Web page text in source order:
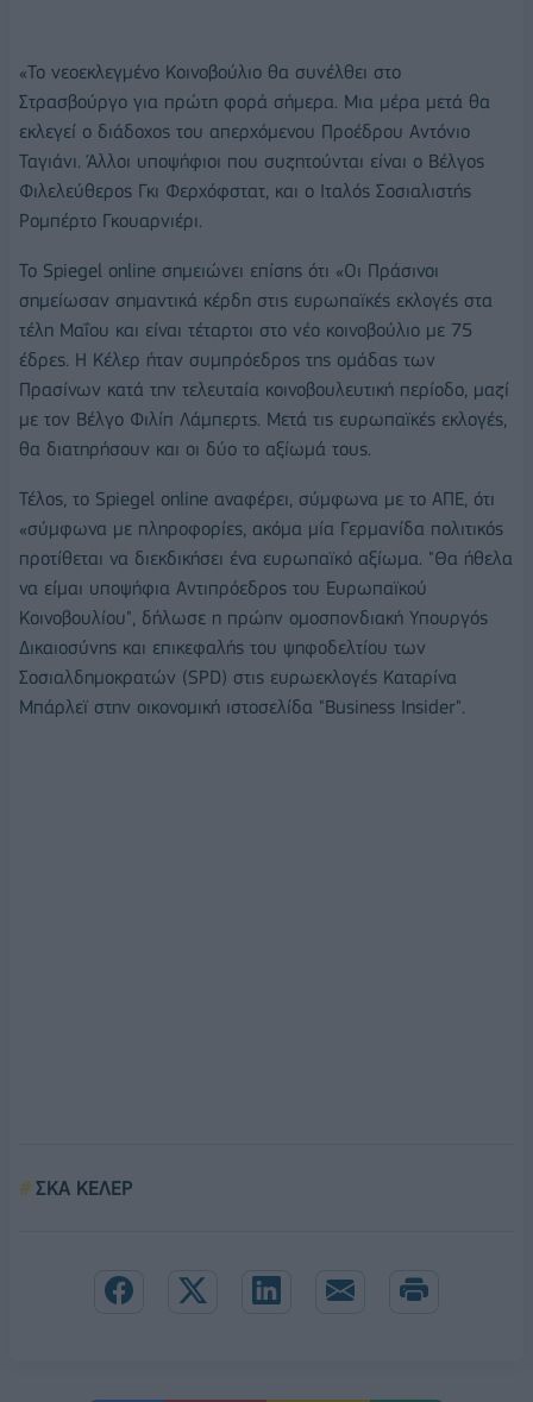
«Το νεοεκλεγμένο Κοινοβούλιο θα συνέλθει στο
Στρασβούργο για πρώτη φορά σήμερα. Μια μέρα μετά θα
εκλεγεί ο διάδοχος του απερχόμενου Προέδρου Αντόνιο
Ταγιάνι. Άλλοι υποψήφιοι που συζητούνται είναι ο Βέλγος
Φιλελεύθερος Γκι Φερχόφστατ, και ο Ιταλός Σοσιαλιστής
Ρομπέρτο Γκουαρνιέρι.
Το Spiegel online σημειώνει επίσης ότι «Οι Πράσινοι
σημείωσαν σημαντικά κέρδη στις ευρωπαϊκές εκλογές στα
τέλη Μαΐου και είναι τέταρτοι στο νέο κοινοβούλιο με 75
έδρες. Η Κέλερ ήταν συμπρόεδρος της ομάδας των
Πρασίνων κατά την τελευταία κοινοβουλευτική περίοδο, μαζί
με τον Βέλγο Φιλίπ Λάμπερτς. Μετά τις ευρωπαϊκές εκλογές,
θα διατηρήσουν και οι δύο το αξίωμά τους.
Τέλος, το Spiegel online αναφέρει, σύμφωνα με το ΑΠΕ, ότι
«σύμφωνα με πληροφορίες, ακόμα μία Γερμανίδα πολιτικός
προτίθεται να διεκδικήσει ένα ευρωπαϊκό αξίωμα. "Θα ήθελα
να είμαι υποψήφια Αντιπρόεδρος του Ευρωπαϊκού
Κοινοβουλίου", δήλωσε η πρώην ομοσπονδιακή Υπουργός
Δικαιοσύνης και επικεφαλής του ψηφοδελτίου των
Σοσιαλδημοκρατών (SPD) στις ευρωεκλογές Καταρίνα
Μπάρλεϊ στην οικονομική ιστοσελίδα "Business Insider".
ΣΚΑ ΚΕΛΕΡ